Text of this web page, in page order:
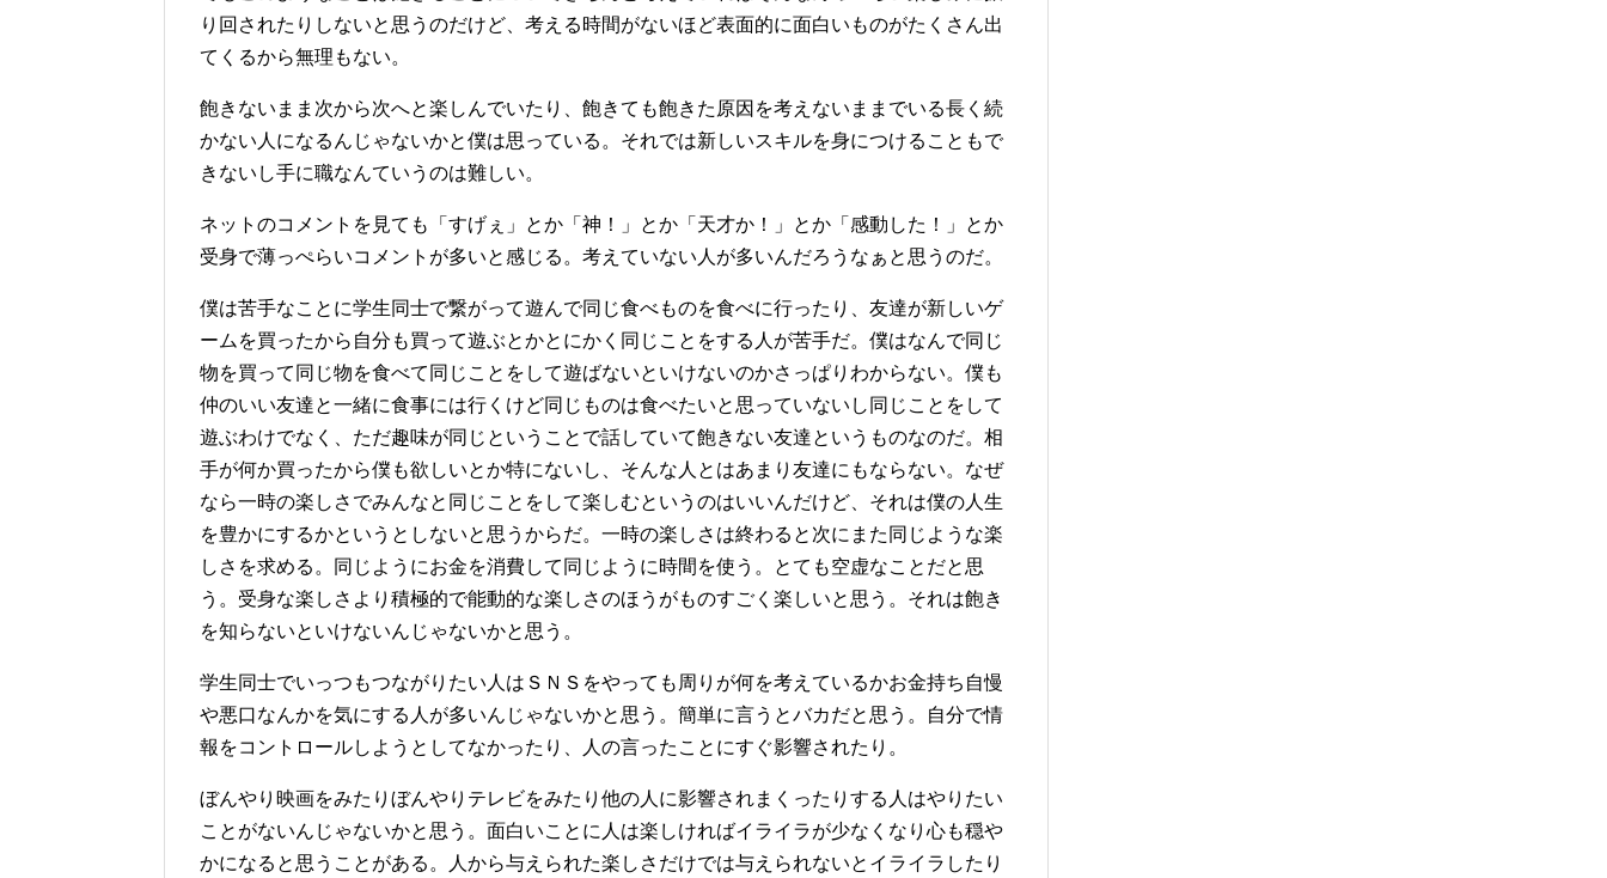
り回されたりしないと思うのだけど、考える時間がないほど表面的に面白いものがたくさん出
てくるから無理もない。
飽きないまま次から次へと楽しんでいたり、飽きても飽きた原因を考えないままでいる長く続
かない人になるんじゃないかと僕は思っている。それでは新しいスキルを身につけることもで
きないし手に職なんていうのは難しい。
ネットのコメントを見ても「すげぇ」とか「神！」とか「天才か！」とか「感動した！」とか
受身で薄っぺらいコメントが多いと感じる。考えていない人が多いんだろうなぁと思うのだ。
僕は苦手なことに学生同士で繋がって遊んで同じ食べものを食べに行ったり、友達が新しいゲ
ームを買ったから自分も買って遊ぶとかとにかく同じことをする人が苦手だ。僕はなんで同じ
物を買って同じ物を食べて同じことをして遊ばないといけないのかさっぱりわからない。僕も
仲のいい友達と一緒に食事には行くけど同じものは食べたいと思っていないし同じことをして
遊ぶわけでなく、ただ趣味が同じということで話していて飽きない友達というものなのだ。相
手が何か買ったから僕も欲しいとか特にないし、そんな人とはあまり友達にもならない。なぜ
なら一時の楽しさでみんなと同じことをして楽しむというのはいいんだけど、それは僕の人生
を豊かにするかというとしないと思うからだ。一時の楽しさは終わると次にまた同じような楽
しさを求める。同じようにお金を消費して同じように時間を使う。とても空虚なことだと思
う。受身な楽しさより積極的で能動的な楽しさのほうがものすごく楽しいと思う。それは飽き
を知らないといけないんじゃないかと思う。
学生同士でいっつもつながりたい人はＳＮＳをやっても周りが何を考えているかお金持ち自慢
や悪口なんかを気にする人が多いんじゃないかと思う。簡単に言うとバカだと思う。自分で情
報をコントロールしようとしてなかったり、人の言ったことにすぐ影響されたり。
ぼんやり映画をみたりぼんやりテレビをみたり他の人に影響されまくったりする人はやりたい
ことがないんじゃないかと思う。面白いことに人は楽しければイライラが少なくなり心も穏や
かになると思うことがある。人から与えられた楽しさだけでは与えられないとイライラしたり